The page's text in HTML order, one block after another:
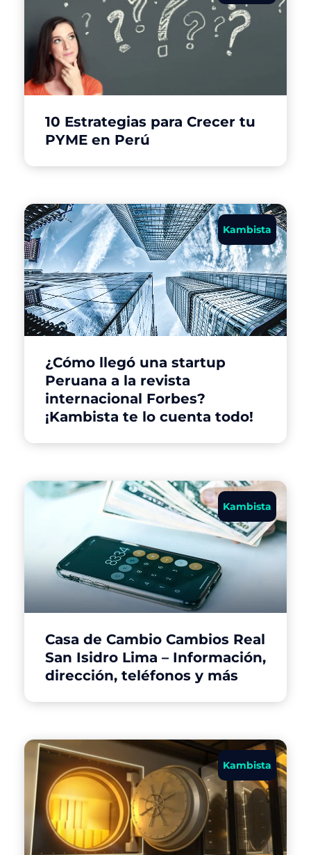
10 Estrategias para Crecer tu
PYME en Perú
Kambista
¿Cómo llegó una startup
Peruana a la revista
internacional Forbes?
¡Kambista te lo cuenta todo!
Kambista
Casa de Cambio Cambios Real
San Isidro Lima – Información,
dirección, teléfonos y más
Kambista